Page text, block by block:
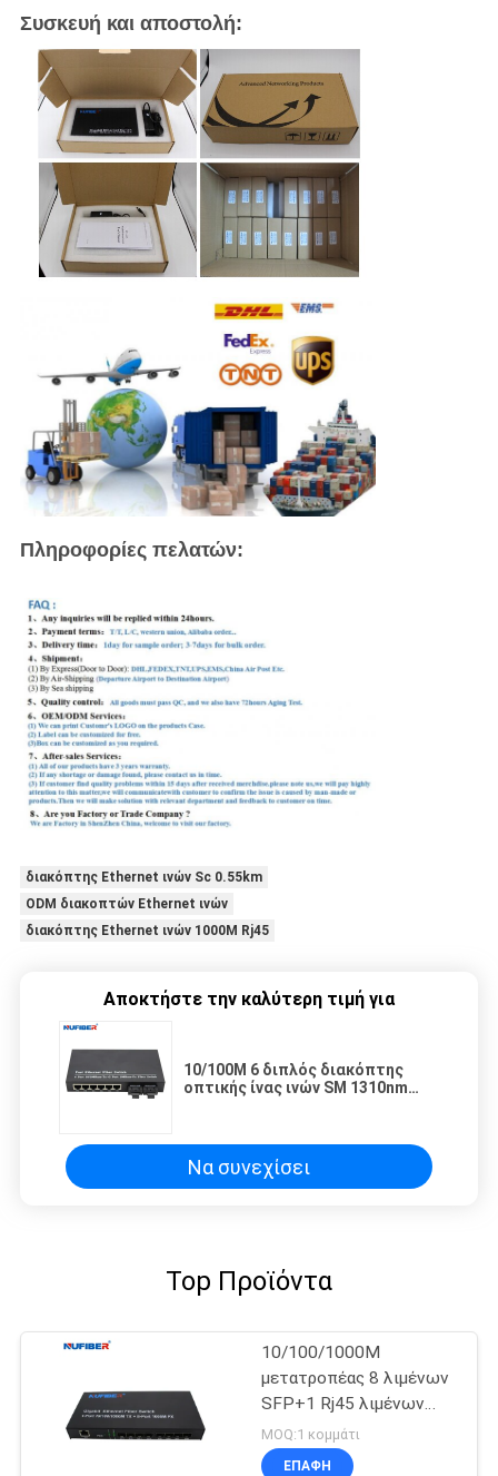
Συσκευή και αποστολή:
Πληροφορίες πελατών:
διακόπτης Ethernet ινών Sc 0.55km
ODM διακοπτών Ethernet ινών
διακόπτης Ethernet ινών 1000M Rj45
Αποκτήστε την καλύτερη τιμή για
10/100M 6 διπλός διακόπτης
οπτικής ίνας ινών SM 1310nm
Να συνεχίσει
Top Προϊόντα
10/100/1000M
μετατροπέας 8 λιμένων
SFP+1 Rj45 λιμένων
οπτικών ινών Ethernet
MEDIA διακοπτών
MOQ:1 κομμάτι
ΕΠΑΦΉ